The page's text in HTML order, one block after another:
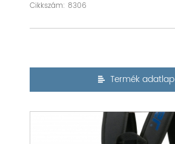
Cikkszám: 8306
Termék adatlap